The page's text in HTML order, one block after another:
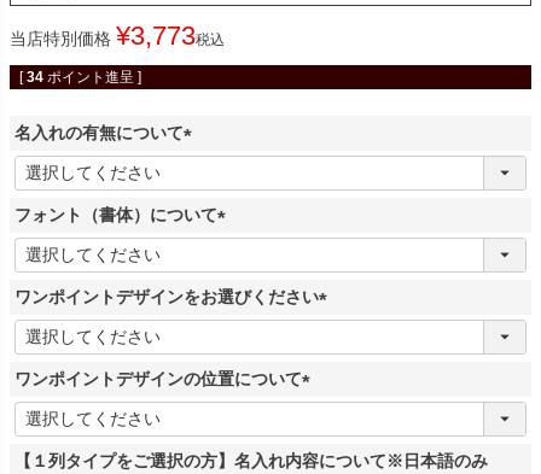
当店特別価格 ¥3,773税込
[ 34 ポイント進呈 ]
名入れの有無について
必
須
)
フォント（書体）について
必
須
)
ワンポイントデザインをお選びください
必
)
ワンポイントデザインの位置について
必
須
【１列タイプをご選択の方】名入れ内容について※日本語のみ